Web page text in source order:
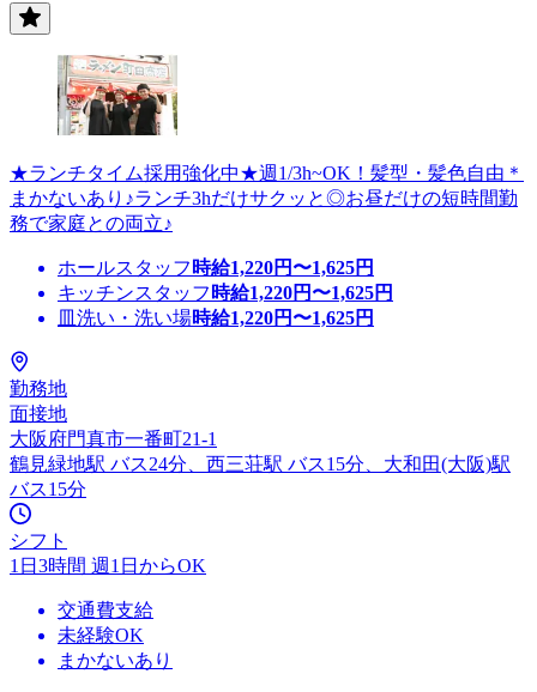
★ランチタイム採用強化中★週1/3h~OK！髪型・髪色自由＊
まかないあり♪ランチ3hだけサクッと◎お昼だけの短時間勤
務で家庭との両立♪
ホールスタッフ 時給1,220円〜1,625円
キッチンスタッフ 時給1,220円〜1,625円
皿洗い・洗い場時給1,220円〜1,625円
勤務地
面接地
大阪府門真市一番町21-1
鶴見緑地駅 バス24分、西三荘駅 バス15分、大和田(大阪)駅
バス15分
シフト
1日3時間 週1日からOK
交通費支給
未経験OK
まかないあり